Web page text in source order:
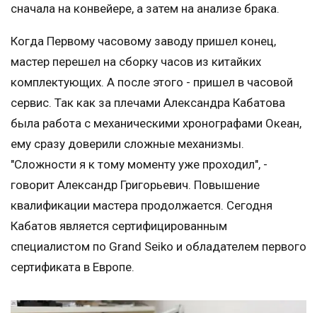
сначала на конвейере, а затем на анализе брака.
Когда Первому часовому заводу пришел конец,
мастер перешел на сборку часов из китайких
комплектующих. А после этого - пришел в часовой
сервис. Так как за плечами Александра Кабатова
была работа с механическими хронографами Океан,
ему сразу доверили сложные механизмы.
"Сложности я к тому моменту уже проходил", -
говорит Александр Григорьевич. Повышение
квалификации мастера продолжается. Сегодня
Кабатов является сертифицированным
специалистом по Grand Seiko и обладателем первого
сертификата в Европе.